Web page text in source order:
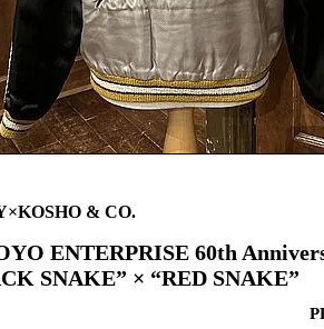
& CO.
ENTERPRISE 60th
SNAKE” × “RED SNAKE”